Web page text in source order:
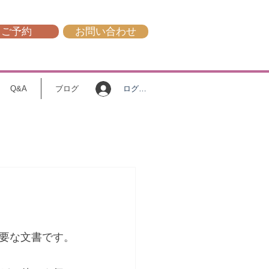
ご予約 お問い合わせ
Q&A ブログ ログイン
な文書です。